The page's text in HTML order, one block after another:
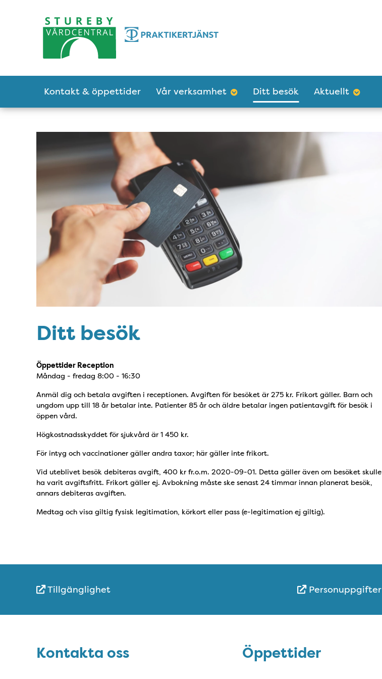
Kontakt & öppettider Vår verksamhet Ditt besök Aktuellt
Ditt besök
Öppettider Reception
Måndag - fredag 8:00 - 16:30
Anmäl dig och betala avgiften i receptionen. Avgiften för besöket är 275 kr. Frikort gäller. Barn och
ungdom upp till 18 år betalar inte. Patienter 85 år och äldre betalar ingen patientavgift för besök i
öppen vård.
Högkostnadsskyddet för sjukvård är 1 450 kr.
För intyg och vaccinationer gäller andra taxor; här gäller inte frikort.
Vid uteblivet besök debiteras avgift, 400 kr fr.o.m. 2020-09-01. Detta gäller även om besöket skulle
ha varit avgiftsfritt. Frikort gäller ej. Avbokning måste ske senast 24 timmar innan planerat besök,
annars debiteras avgiften.
Medtag och visa giltig fysisk legitimation, körkort eller pass (e-legitimation ej giltig).
Snabblänkar
Tillgänglighet Personuppgifter
Kontakta oss
Kontakta oss Öppettider
Öppettider